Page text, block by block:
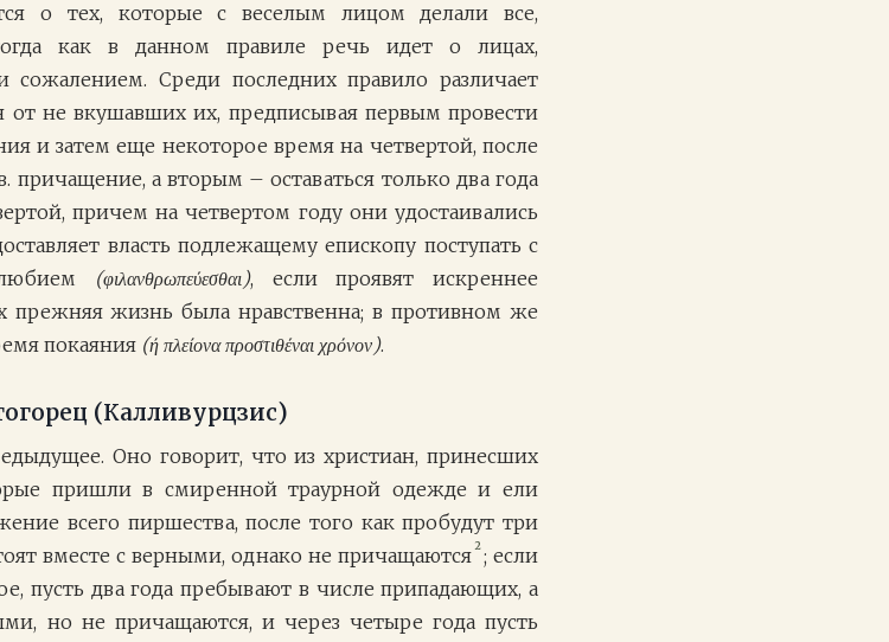
о тех, которые с веселым лицом делали все,
как в данном правиле речь идет о лицах,
Среди последних правило различает
не вкушавших их, предписывая первым провести
и затем еще некоторое время на четвертой, после
а вторым – оставаться только два года
причем на четвертом году они удостаивались
власть подлежащему епископу поступать с
(φιλανθρωπεύεσθαι), если проявят искреннее
прежняя жизнь была нравственна; в противном же
покаяния (ή πλείονα προστιθέναι χρόνον).
(Калливурцзис)
Оно говорит, что из христиан, принесших
пришли в смиренной траурной одежде и ели
всего пиршества, после того как пробудут три
вместе с верными, однако не причащаются 2; если
пусть два года пребывают в числе припадающих, а
но не причащаются, и через четыре года пусть